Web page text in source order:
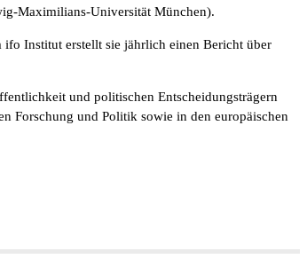
Maximilians-Universität München).
Institut erstellt sie jährlich einen Bericht über
und politischen Entscheidungsträgern
Forschung und Politik sowie in den europäischen